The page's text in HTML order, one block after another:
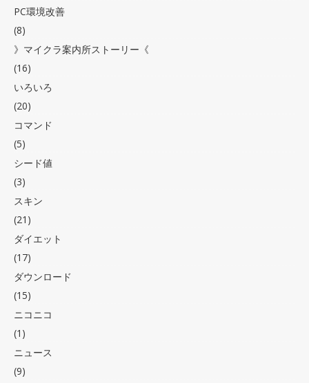
PC環境改善
(8)
》マイクラ案内所ストーリー《
(16)
いろいろ
(20)
コマンド
(5)
シード値
(3)
スキン
(21)
ダイエット
(17)
ダウンロード
(15)
ニコニコ
(1)
ニュース
(9)